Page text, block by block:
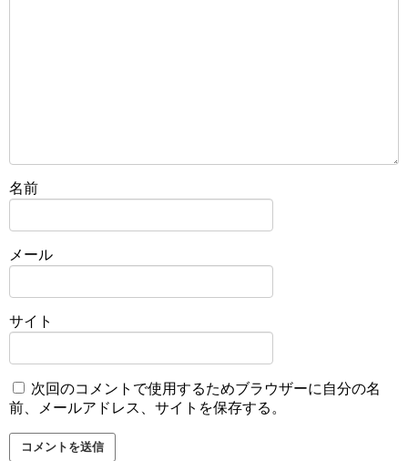
名前
メール
サイト
次回のコメントで使用するためブラウザーに自分の名
前、メールアドレス、サイトを保存する。